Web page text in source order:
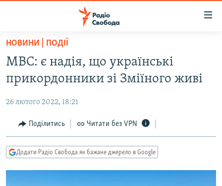
Перейти
основного
матеріалу
Перейти
до
навігації
Перейти
до
СТАТТІ
ПОЛІТИКА
ЕКОНОМІКА
КУЛЬТУРА
ВІЙНА
РОСІЙСЬКА «ФІЛЬТРАЦІЯ»
КРИМ.РЕАЛІЇ
НОВИНИ | ПОДІЇ
МВС: є надія, що українські
прикордонники зі Зміїного живі
26 лютого 2022, 18:21
Поділитись Читати без VPN
Додати Радіо Свобода як бажане джерело в Google